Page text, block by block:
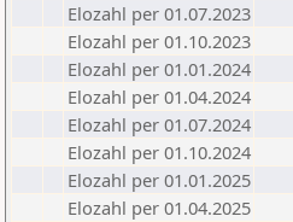
Elozahl per 01.07.2023
Elozahl per 01.10.2023
Elozahl per 01.01.2024
Elozahl per 01.04.2024
Elozahl per 01.07.2024
Elozahl per 01.10.2024
Elozahl per 01.01.2025
Elozahl per 01.04.2025